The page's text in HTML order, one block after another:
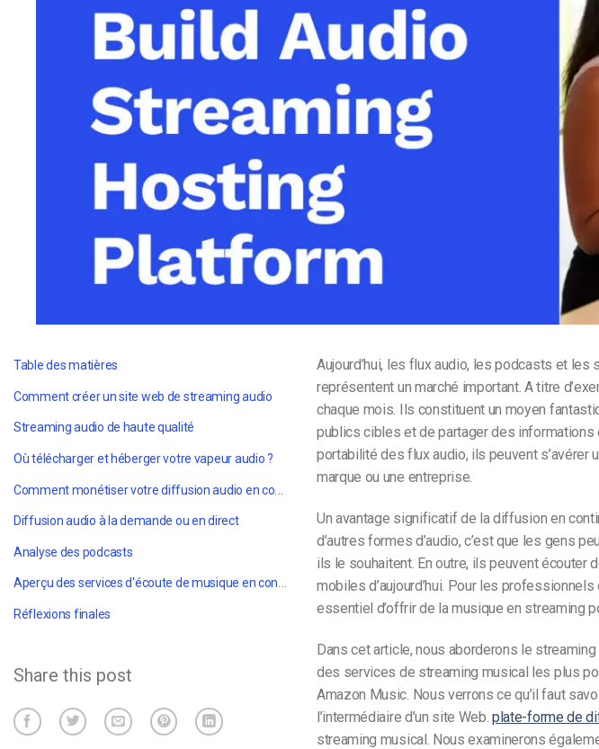
CMS vidéo
Confidentialité et sécurité
Monétisation vidéo
d’apprentissage en ligne
Table des matières
Comment créer un site web de streaming audio
Streaming audio de haute qualité
Où télécharger et héberger votre vapeur audio ?
Diffusion audio à la demande ou en direct
Analyse des podcasts
Aperçu des services d'écoute de musique en continu les plus populaires
Réflexions finales
Share this post
Aujourd’hui, les flux audio, les podcasts et
représentent un marché important. A titre
chaque mois. Ils constituent un moyen
publics cibles et de partager des
portabilité des flux audio, ils peuvent s’avérer
marque ou une entreprise.
Un avantage significatif de la diffusion en
d’autres formes d’audio, c’est que les gens
ils le souhaitent. En outre, ils peuvent écouter
mobiles d’aujourd’hui. Pour les
essentiel d’offrir de la musique en streaming
Dans cet article, nous aborderons le
des services de streaming musical les plus
Amazon Music. Nous verrons ce qu’il faut
l’intermédiaire d’un site Web.plate-forme de
streaming musical. Nous examinerons